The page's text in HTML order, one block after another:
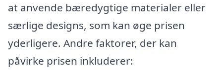
at anvende bæredygtige materialer eller
særlige designs, som kan øge prisen
yderligere. Andre faktorer, der kan
påvirke prisen inkluderer: